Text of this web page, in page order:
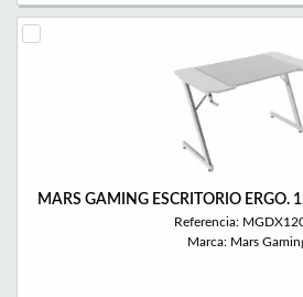
MARS GAMING ESCRITORIO ERGO.
Referencia:
Marca: Mars